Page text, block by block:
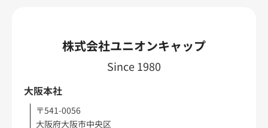
株式会社ユニオンキャップ
Since 1980
大阪本社
〒541-0056
大阪府大阪市中央区